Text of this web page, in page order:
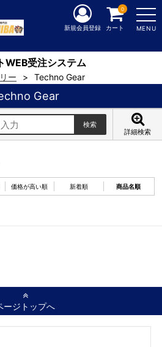
受注システム
MENU
新規会員登録 カート
0
ー Techno Gear
Gear
詳細検索
価格が高い順 新着順 商品名順
ージトップへ